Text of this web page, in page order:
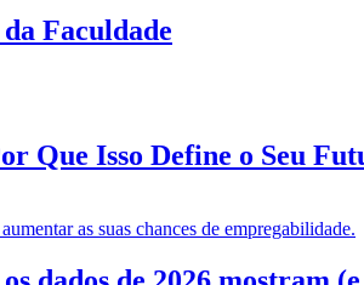
Faculdade
Que Isso Define o Seu